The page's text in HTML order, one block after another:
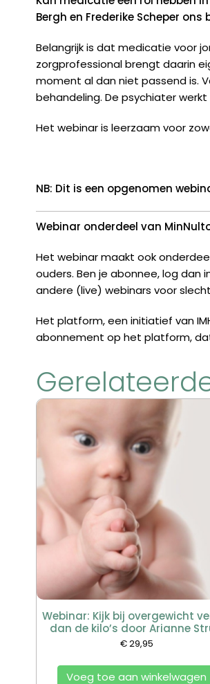
Bergh en Frederike Scheper
Belangrijk is dat medicatie voor
zorgprofessional brengt daarin
moment al dan niet passend is.
behandeling. De psychiater
Het webinar is leerzaam voor
NB: Dit is een opgenomen
Webinar onderdeel van
Het webinar maakt ook
ouders. Ben je abonnee, log dan
andere (live) webinars voor
Het platform, een initiatief van
abonnement op het platform,
Webinar: Kijk bij overgewicht
dan de kilo’s door Arianne
€29,95
Voeg toe aan winkelwagen